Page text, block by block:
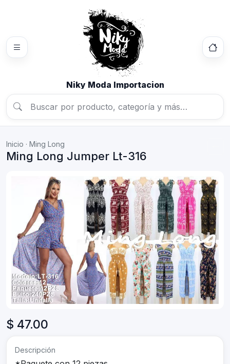
Niky Moda Importacion
Inicio · Ming Long
Ming Long Jumper Lt-316
$ 47.00
Descripción